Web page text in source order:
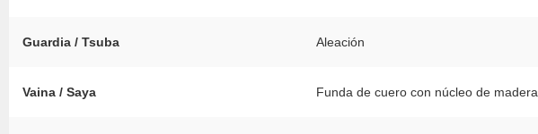
Guardia / Tsuba Aleación
Vaina / Saya Funda de cuero con núcleo de madera